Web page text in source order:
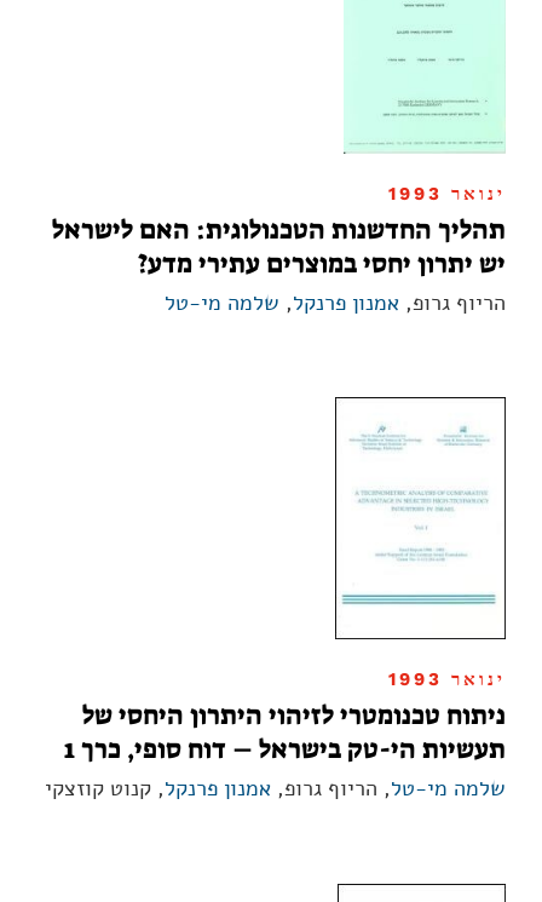
ינואר 1993
תהליך החדשנות הטכנולוגית: האם לישראל
יש יתרון יחסי במוצרים עתירי מדע?
הריוף גרופ, אמנון פרנקל, שלמה מי-טל
ינואר 1993
ניתוח טכנומטרי לזיהוי היתרון היחסי של
תעשיות הי-טק בישראל – דוח סופי, כרך 1
שלמה מי-טל, הריוף גרופ, אמנון פרנקל, קנוט קוזצקי